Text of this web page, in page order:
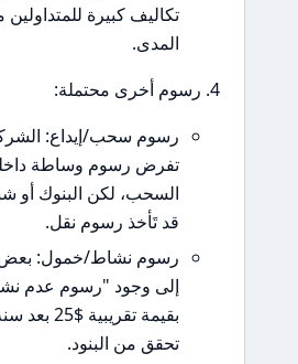
تكاليف كبيرة للمتداولين
المدى.
رسوم أخرى محتملة:
رسوم سحب/إيداع: الشركة
تفرض رسوم وساطة داخلية
السحب، لكن البنوك أو
قد تَأخذ رسوم نقل.
رسوم نشاط/خمول: بعض
إلى وجود "رسوم عدم نشاط
بقيمة تقريبية $25
تحقق من البنود.